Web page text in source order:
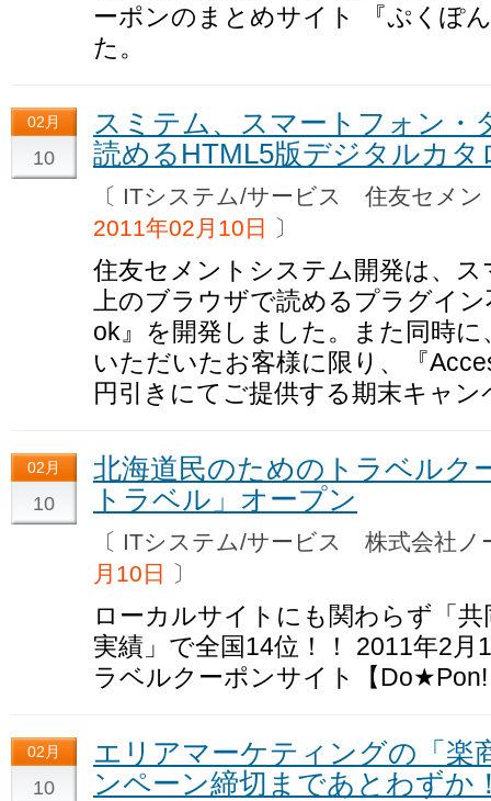
ーポンのまとめサイト 『ぷくぽ
た。
02月
10
スミテム、スマートフォン・
読めるHTML5版デジタルカタ
〔 ITシステム/サービス 住友セメ
2011年02月10日
〕
住友セメントシステム開発は、
上のブラウザで読めるプラグイ
ok』を開発しました。また同時
いただいたお客様に限り、『
円引きにてご提供する期末キャ
02月
10
北海道民のためのトラベルク
トラベル」オープン
〔 ITシステム/サービス 株式会社
月10日
〕
ローカルサイトにも関わらず「
実績」で全国14位！！ 2011年2
ラベルクーポンサイト【
02月
10
エリアマーケティングの「楽
ンペーン締切まであとわずか